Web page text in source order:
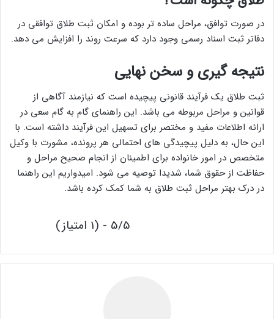
در صورت توافق، مراحل ساده تر بوده و امکان ثبت طلاق توافقی در
دفاتر ثبت اسناد رسمی وجود دارد که سرعت روند را افزایش می دهد.
نتیجه گیری و سخن نهایی
ثبت طلاق یک فرآیند قانونی پیچیده است که نیازمند آگاهی از
قوانین و مراحل مربوطه می باشد. این راهنمای گام به گام سعی در
ارائه اطلاعات مفید و مختصر برای تسهیل این فرآیند داشته است. با
این حال، به دلیل پیچیدگی های احتمالی هر پرونده، مشورت با وکیل
متخصص در امور خانواده برای اطمینان از انجام صحیح مراحل و
حفاظت از حقوق شما، شدیدا توصیه می شود. امیدواریم این راهنما
در درک بهتر مراحل ثبت طلاق به شما کمک کرده باشد.
5/5 - (1 امتیاز)